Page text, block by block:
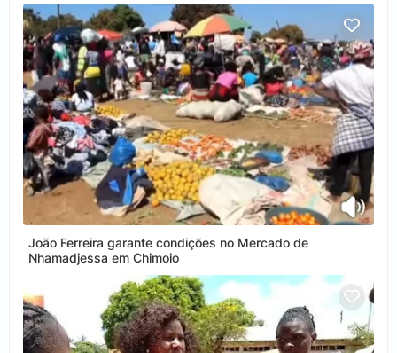
João Ferreira garante condições no Mercado de
Nhamadjessa em Chimoio